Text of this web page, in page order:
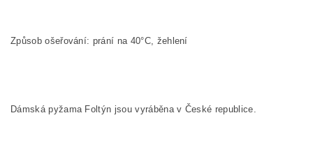
Způsob ošeřování: prání na 40°C, žehlení
Dámská pyžama Foltýn jsou vyráběna v České republice.